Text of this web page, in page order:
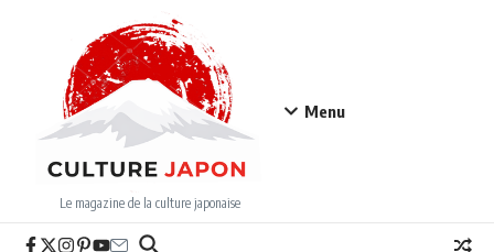
Le magazine de la culture japonaise
Menu